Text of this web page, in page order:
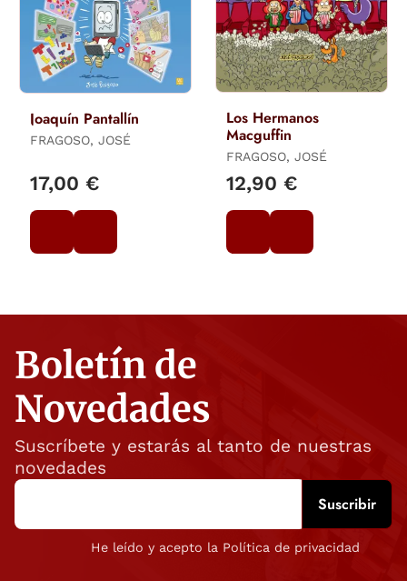
Joaquín Pantallín
FRAGOSO, JOSÉ
17,00 €
Los Hermanos
Macguffin
FRAGOSO, JOSÉ
12,90 €
Boletín de
Novedades
Suscríbete y estarás al tanto de nuestras
novedades
He leído y acepto la Política de privacidad